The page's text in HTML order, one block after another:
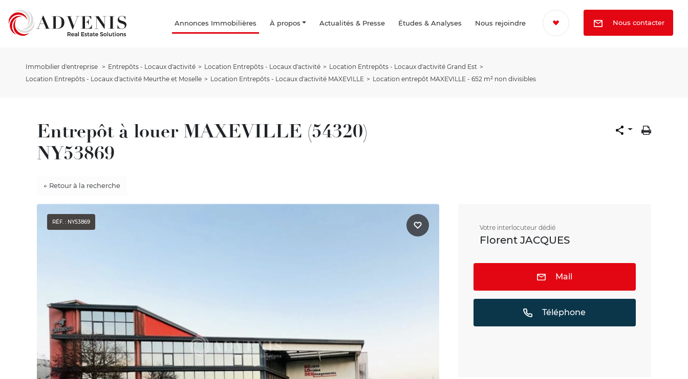
Annonces Immobilières À propos Actualités & Presse Études & Analyses Nous rejoindre Nous contacter
Immobilier d'entreprise Entrepôts - Locaux d'activité Location Entrepôts - Locaux d'activité
Location Entrepôts - Locaux d'activité Grand Est
Location Entrepôts - Locaux d'activité Meurthe et Moselle
Location Entrepôts - Locaux d'activité MAXEVILLE Location entrepôt MAXEVILLE - 652 m² non divisibles
Entrepôt à louer MAXEVILLE (54320)
NY53869
← Retour à la recherche
RÉF. : NY53869
Votre interlocuteur dédié
Florent JACQUES
Mail
Téléphone